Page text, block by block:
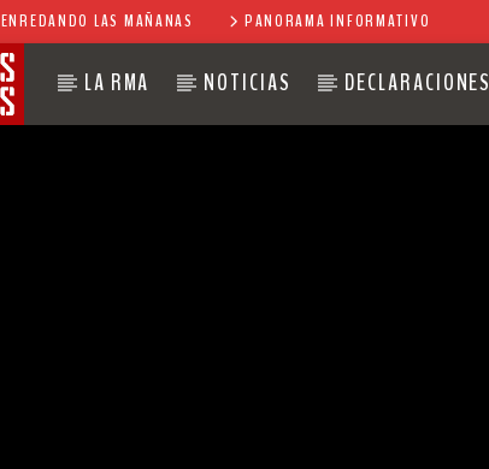
ENREDANDO LAS MAÑANAS PANORAMA INFORMATIVO
LA RMA NOTICIAS DECLARACIONES